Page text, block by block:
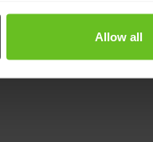
Allow all
service ervaring
Capacity